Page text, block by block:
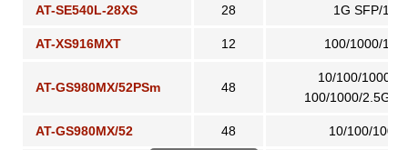
AT-SE540L-28XS 28 1G SFP/
AT-XS916MXT 12 100/1000/
AT-GS980MX/52PSm 48
10/100/
100/1000/2.5G/
AT-GS980MX/52 48 10/100/